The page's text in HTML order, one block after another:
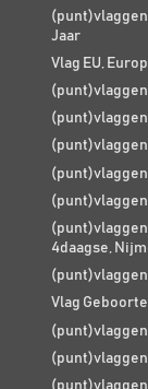
Jaar
Vlag EU,
(punt)vlaggen
4daagse,
Vlag Geboorte
(punt)vlaggen
(punt)vlaggen